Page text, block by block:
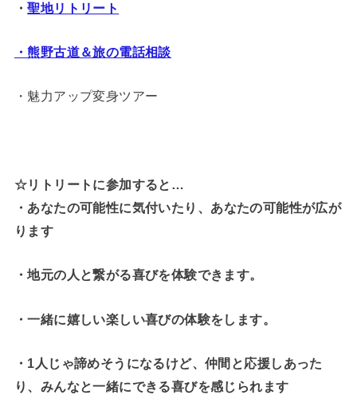
・聖地リトリート
・熊野古道＆旅の電話相談
・魅力アップ変身ツアー
☆リトリートに参加すると…
・ あなたの可能性に気付いたり、あなたの可能性が広が
ります
・地元の人と繋がる喜びを体験できます。
・一緒に嬉しい楽しい喜びの体験をします。
・1人じゃ諦めそうになるけど、仲間と応援しあった
り、みんなと一緒にできる喜びを感じられます